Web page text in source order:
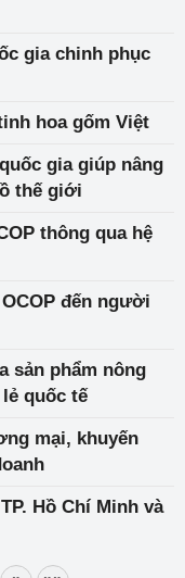
gia chinh phục
hoa gốm Việt
gia giúp nâng
thế giới
thông qua hệ
đến người
sản phẩm nông
quốc tế
mại, khuyến
Hồ Chí Minh và